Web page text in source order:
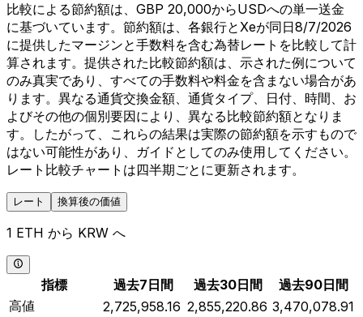
比較による節約額は、GBP 20,000からUSDへの単一送金
に基づいています。節約額は、各銀行とXeが同日8/7/2026
に提供したマージンと手数料を含む為替レートを比較して計
算されます。提供された比較節約額は、示された例について
のみ真実であり、すべての手数料や料金を含まない場合があ
ります。異なる通貨交換金額、通貨タイプ、日付、時間、お
よびその他の個別要因により、異なる比較節約額となりま
す。したがって、これらの結果は実際の節約額を示すもので
はない可能性があり、ガイドとしてのみ使用してください。
レート比較チャートは四半期ごとに更新されます。
レート 換算後の価値
1 ETH から KRW へ
指標 過去7日間 過去30日間
過去90日間
高値
2,725,958.16 2,855,220.86 3,470,078.91